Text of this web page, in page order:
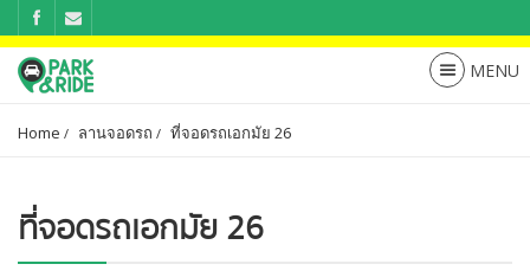
Home ลานจอดรถ ที่จอดรถเอกมัย 26
ที่จอดรถเอกมัย 26